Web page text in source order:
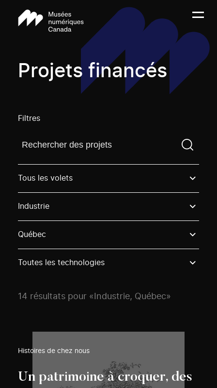
Projets financés
Filtres
Trouvez un projetVous devez saisir un terme de
Tous les volets
Industrie
Québec
Toutes les technologies
14 résultats pour «Industrie, Québec»
Histoires de chez nous
Un patrimoine à croquer, des